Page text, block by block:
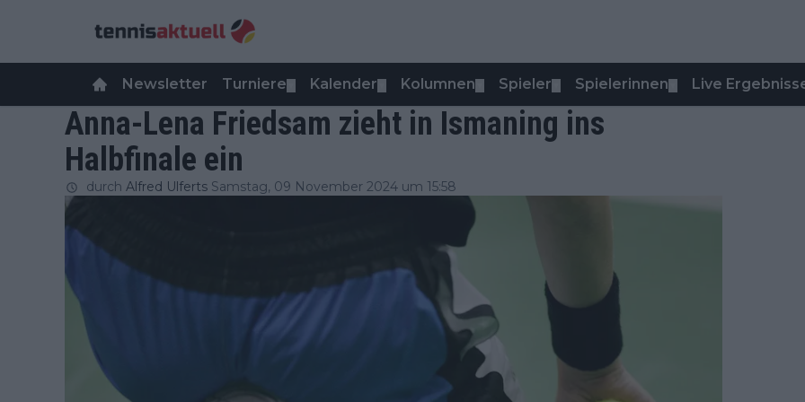
Newsletter Turniere Kalender Kolumnen Spieler Spielerinnen Live
Anna-Lena Friedsam zieht in Ismaning ins
Halbfinale ein
durch Alfred Ulferts Samstag, 09 November 2024 um 15:58